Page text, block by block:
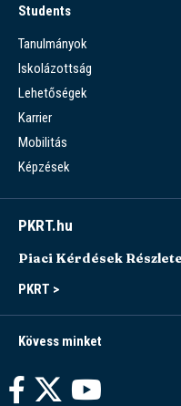
Students
Tanulmányok
Iskolázottság
Lehetőségek
Karrier
Mobilitás
Képzések
PKRT.hu
Piaci Kérdések
PKRT >
Kövess minket